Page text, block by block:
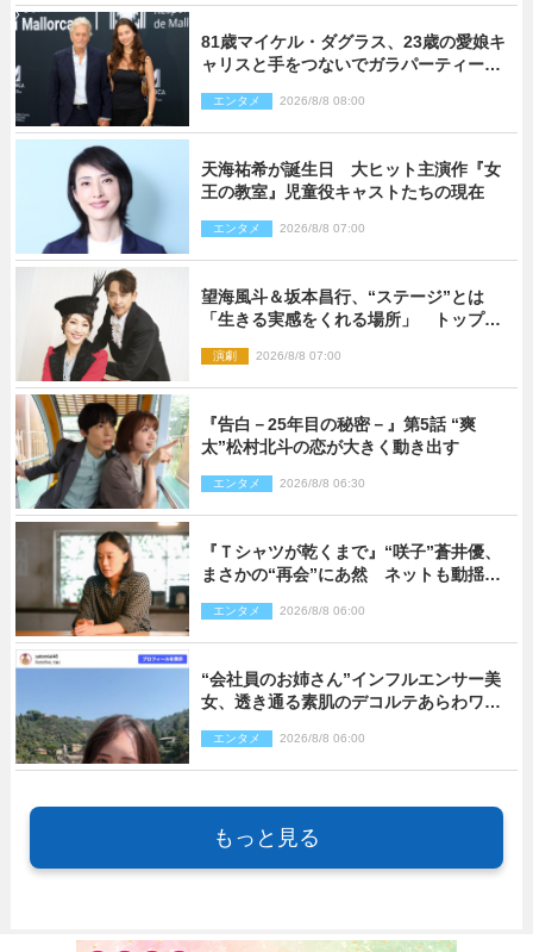
81歳マイケル・ダグラス、23歳の愛娘キ
ャリスと手をつないでガラパーティーに
エンタメ 2026/8/8 08:00
天海祐希が誕生日 大ヒット主演作『女
王の教室』児童役キャストたちの現在
エンタメ 2026/8/8 07:00
望海風斗＆坂本昌行、“ステージ”とは
「生きる実感をくれる場所」 トップを
演劇 2026/8/8 07:00
『告白－25年目の秘密－』第5話 “爽
太”松村北斗の恋が大きく動き出す
エンタメ 2026/8/8 06:30
『Ｔシャツが乾くまで』“咲子”蒼井優、
まさかの“再会”にあ然 ネットも動揺
レあり）
エンタメ 2026/8/8 06:00
“会社員のお姉さん”インフルエンサー美
女、透き通る素肌のデコルテあらわワン
エンタメ 2026/8/8 06:00
もっと見る